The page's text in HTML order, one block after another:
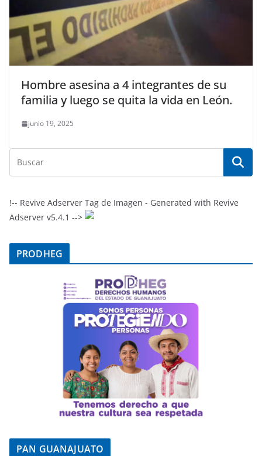
Hombre asesina a 4 integrantes de su
familia y luego se quita la vida en León.
junio 19, 2025
!-- Revive Adserver Tag de Imagen - Generated with Revive
Adserver v5.4.1 -->
PRODHEG
PAN GUANAJUATO